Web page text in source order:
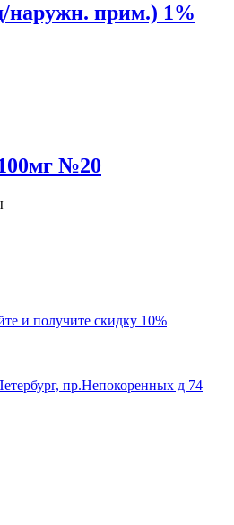
наружн. прим.) 1%
№20
и получите скидку 10%
пр.Непокоренных д 74